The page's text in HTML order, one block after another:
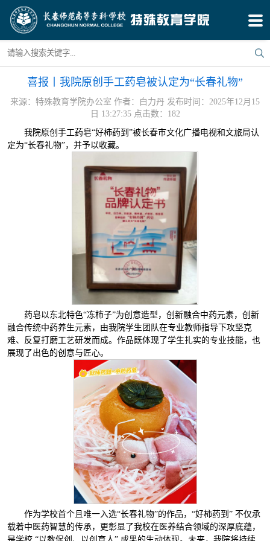
喜报丨我院原创手工药皂被认定为“长春礼物”
来源：特殊教育学院办公室 作者：白力丹 发布时间：2025年12月15
日 13:27:35 点击数： 182
我院原创手工药皂“好柿药到”被长春市文化广播电视和文旅局认
定为“长春礼物”，并予以收藏。
药皂以东北特色“冻柿子”为创意造型，创新融合中药元素，创新
融合传统中药养生元素，由我院学生团队在专业教师指导下攻坚克
难、反复打磨工艺研发而成。作品既体现了学生扎实的专业技能，也
展现了出色的创意与匠心。
作为学校首个且唯一入选“长春礼物”的作品，“好柿药到” 不仅承
载着中医药智慧的传承，更彰显了我校在医养结合领域的深厚底蕴，